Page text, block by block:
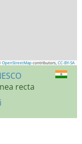
OpenStreetMap contributors, CC-BY-SA
recta